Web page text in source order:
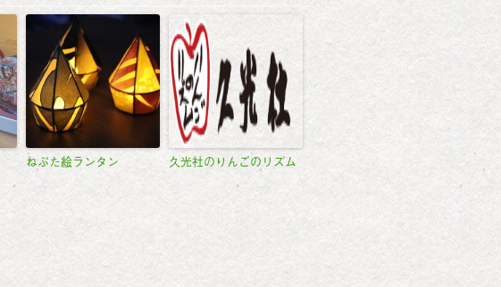
ねぷた絵ランタン 久光社のりんごのリズム